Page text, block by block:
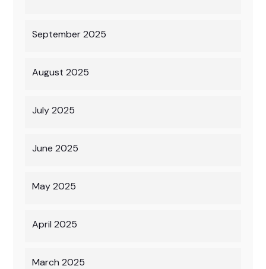
September 2025
August 2025
July 2025
June 2025
May 2025
April 2025
March 2025